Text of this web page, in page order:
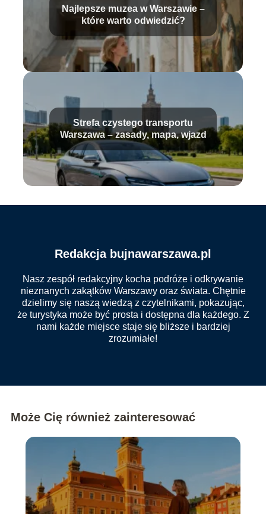
Najlepsze muzea w Warszawie –
które warto odwiedzić?
Strefa czystego transportu
Warszawa – zasady, mapa, wjazd
Redakcja bujnawarszawa.pl
Nasz zespół redakcyjny kocha podróże i odkrywanie
nieznanych zakątków Warszawy oraz świata. Chętnie
dzielimy się naszą wiedzą z czytelnikami, pokazując,
że turystyka może być prosta i dostępna dla każdego. Z
nami każde miejsce staje się bliższe i bardziej
zrozumiałe!
Może Cię również zainteresować